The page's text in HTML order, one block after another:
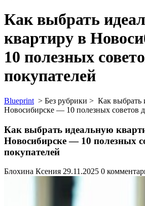
Как выбрать
квартиру в
10 полезных
покупателей
Blueprint > Без рубрики > Как выбрать
Новосибирске — 10 полезных советов
Как выбрать идеальную
Новосибирске — 10 полезных
покупателей
Блохина Ксения 29.11.2025 0